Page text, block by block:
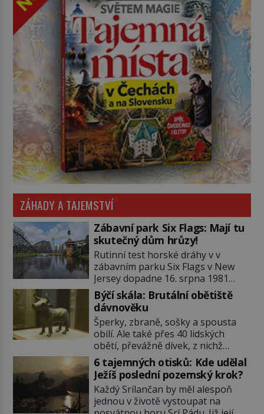
ZÁHADY A TAJEMSTVÍ
Zábavní park Six Flags: Mají tu
skutečný dům hrůzy!
Rutinní test horské dráhy v v
zábavním parku Six Flags v New
Jersey dopadne 16. srpna 1981
katastrofou. 20letý technik Scott
Tyler se zřítí na zem! Zranění jsou
neslučitelná se životem. „Nepoužil
bezpečnostní zábranu,“ osvětlí
smrtelnou nehodu tiskový mluvčí
parku a vyšetřovatelé mu dávají za
pravdu: „Atrakce je v pořádku.“ A
pak přijde srpen roku […]
Býčí skála: Brutální obětiště
dávnověku
Šperky, zbraně, sošky a spousta
obilí. Ale také přes 40 lidských
obětí, převážně dívek, z nichž
některým rozetnou hlavu a
useknou končetiny. To je slavný
halštatský pohřeb. V Evropě
nevídaný objev, který dodnes
neumíme vysvětlit… Jeho koníčkem
6 tajemných otisků: Kde udělal
Ježíš poslední pozemský krok?
Každý Srílančan by měl alespoň
jednou v životě vystoupat na